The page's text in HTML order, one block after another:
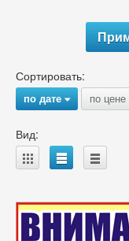
Сортировать:
по дате{ по цене
Вид:
A B C